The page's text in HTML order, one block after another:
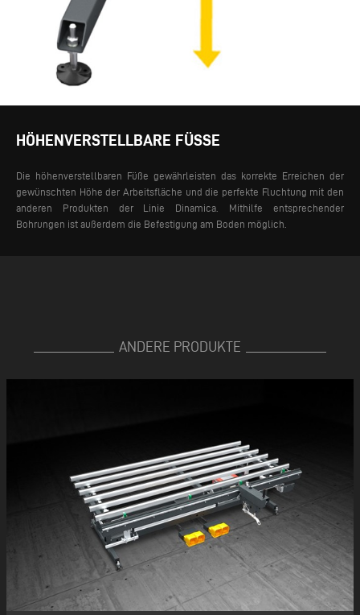
HÖHENVERSTELLBARE FÜSSE
Die höhenverstellbaren Füße gewährleisten das korrekte Erreichen der
gewünschten Höhe der Arbeitsfläche und die perfekte Fluchtung mit den
anderen Produkten der Linie Dinamica. Mithilfe entsprechender
Bohrungen ist außerdem die Befestigung am Boden möglich.
ANDERE PRODUKTE